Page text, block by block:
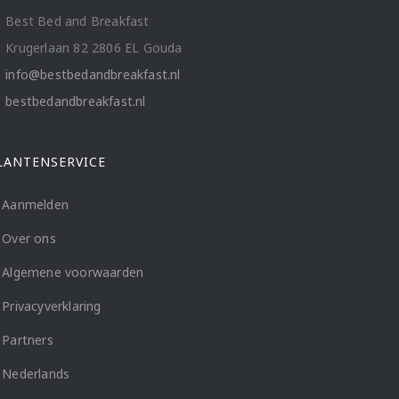
Best Bed and Breakfast
Krugerlaan 82 2806 EL Gouda
info@bestbedandbreakfast.nl
bestbedandbreakfast.nl
Aanmelden
Over ons
Algemene voorwaarden
Privacyverklaring
Partners
Nederlands